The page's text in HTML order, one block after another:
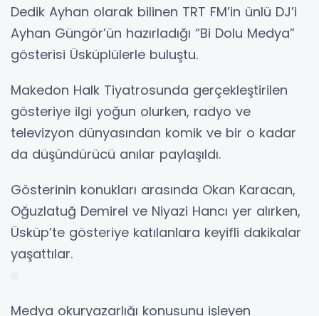
Dedik Ayhan olarak bilinen TRT FM’in ünlü DJ’i
Ayhan Güngör’ün hazırladığı “Bi Dolu Medya”
gösterisi Üsküplülerle buluştu.
Makedon Halk Tiyatrosunda gerçekleştirilen
gösteriye ilgi yoğun olurken, radyo ve
televizyon dünyasından komik ve bir o kadar
da düşündürücü anılar paylaşıldı.
Gösterinin konukları arasında Okan Karacan,
Oğuzlatuğ Demirel ve Niyazi Hancı yer alırken,
Üsküp’te gösteriye katılanlara keyifli dakikalar
yaşattılar.
Medya okuryazarlığı konusunu işleyen